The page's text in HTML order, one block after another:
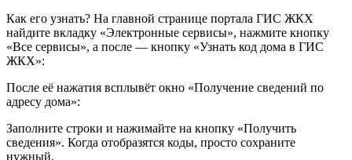
Как его узнать? На главной странице портала ГИС ЖКХ
найдите вкладку «Электронные сервисы», нажмите кнопку
«Все сервисы», а после — кнопку «Узнать код дома в ГИС
ЖКХ»:
После её нажатия всплывёт окно «Получение сведений по
адресу дома»:
Заполните строки и нажимайте на кнопку «Получить
сведения». Когда отобразятся коды, просто сохраните
нужный.